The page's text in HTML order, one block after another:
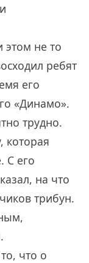
не то
ребят
его
«Динамо».
трудно.
которая
С его
на что
трибун.
что о